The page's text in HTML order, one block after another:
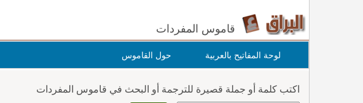
قاموس المفردات
لوحة المفاتيح بالعربية حول القاموس
اكتب كلمة أو جملة قصيرة للترجمة أو البحث في قاموس المفردات